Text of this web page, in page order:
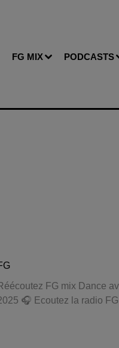
FG MIX PODCASTS
FG mix Dance
🎧 Ecoutez la radio